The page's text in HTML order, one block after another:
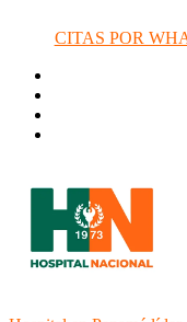
CITAS POR